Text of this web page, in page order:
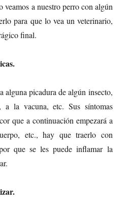
veamos a nuestro perro con algún
para que lo vea un veterinario,
final.
alguna picadura de algún insecto,
a la vacuna, etc. Sus síntomas
que a continuación empezará a
etc., hay que traerlo con
que se les puede inflamar la